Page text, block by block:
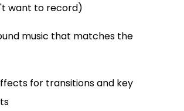
want to record)
music that matches the
for transitions and key